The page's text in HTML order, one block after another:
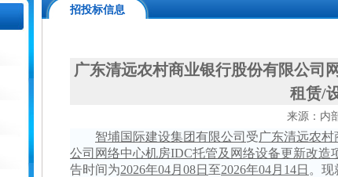
招投标信息
广东清远农村商业银行股份有限公司
租赁/
来源：内
智埔国际建设集团有限公司 受广东清远农村
公司网络中心机房IDC托管及网络设备更新改造
告时间为2026年04月08日 至2026年04月14日 。现